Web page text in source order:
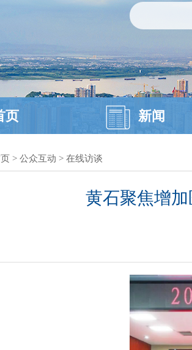
页 新闻
> 公众互动 > 在线访谈
黄石聚焦增